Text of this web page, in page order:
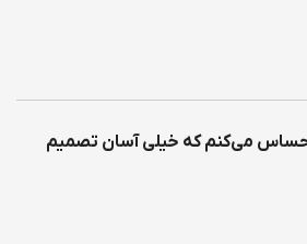
می‌كنم كه خیلی آسان تصمیم